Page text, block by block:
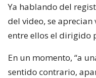
Ya hablando del
del video, se
entre ellos el dirigido
En un momento, “a
sentido contrario,